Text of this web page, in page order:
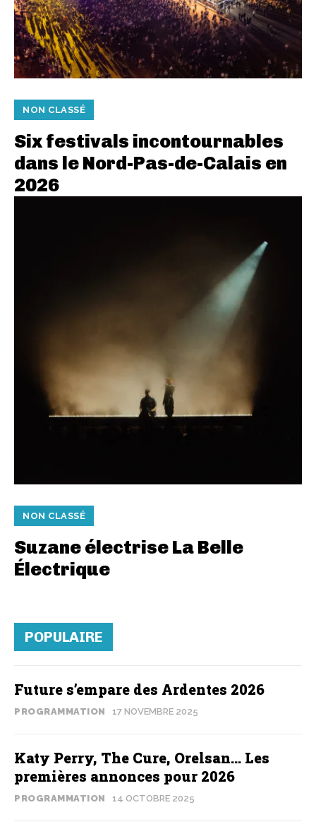
NON CLASSÉ
Six festivals incontournables
dans le Nord-Pas-de-Calais en
2026
NON CLASSÉ
Suzane électrise La Belle
Électrique
POPULAIRE
Future s’empare des Ardentes 2026
PROGRAMMATION 17 NOVEMBRE 2025
Katy Perry, The Cure, Orelsan… Les
premières annonces pour 2026
PROGRAMMATION 14 OCTOBRE 2025